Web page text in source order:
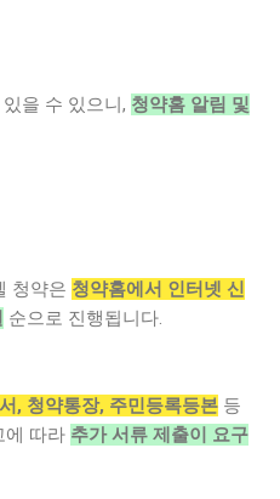
있을 수 있으니, 청약홈 알림 및
청약은 청약홈에서 인터넷 신
순으로 진행됩니다.
, 청약통장, 주민등록등본 등
에 따라 추가 서류 제출이 요구